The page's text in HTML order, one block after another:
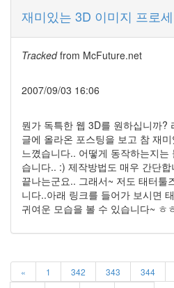
재미있는 3D 이미지 프로
Trackedfrom McFuture.net
2007/09/03 16:06
뭔가 독특한 웹 3D를 원하십니까?
글에 올라온 포스팅을 보고 참 재
느꼈습니다.. 어떻게 동작하는지는
습니다.. :) 제작방법도 매우 간단
끝나는군요.. 그래서~ 저도 태터툴
니다..아래 링크를 들어가 보시면
귀여운 모습을 볼 수 있습니다~ ㅎ
« 1 342 343 344
미
디
어
계,
화,
로
우
뉴
스
기
술,
세
상,
속
감